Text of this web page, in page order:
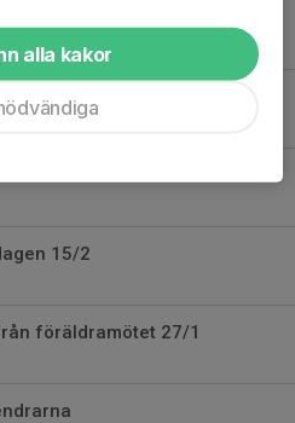
15/2
föräldramötet 27/1
alla kakor